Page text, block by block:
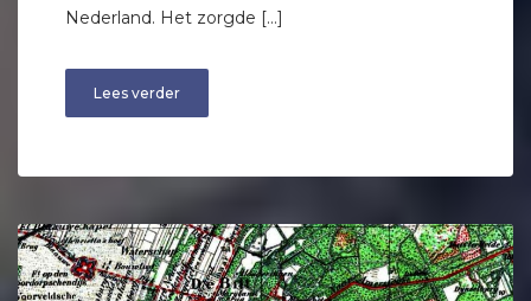
Nederland. Het zorgde […]
Lees verder